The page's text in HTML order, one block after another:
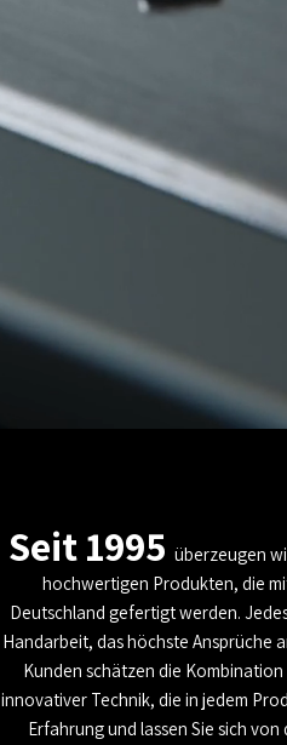
Seit 1995 überzeugen
hochwertigen Produkten, die
Deutschland gefertigt werden.
Handarbeit, das höchste Ansprüche
Kunden schätzen die
innovativer Technik, die in jedem
Erfahrung und lassen Sie sich